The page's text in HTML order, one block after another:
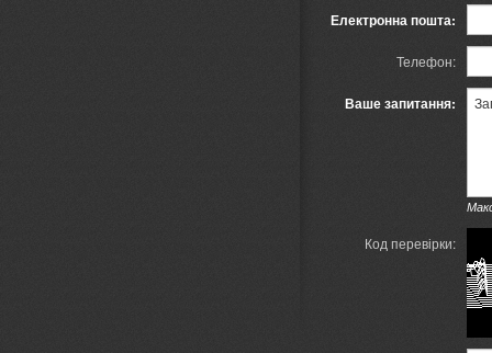
Електронна пошта:
Телефон:
Ваше запитання:
Код перевірки: